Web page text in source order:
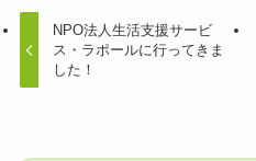
NPO法人生活支援サービ
ス・ラポールに行ってきま
した！